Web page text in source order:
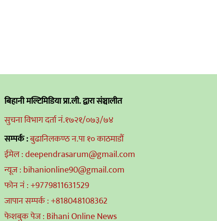
बिहानी मल्टिमिडिया प्रा.ली. द्वारा संञ्चालीत
सुचना विभाग दर्ता नं.१७२१/०७३/७४
सम्पर्क :बुढानिलकण्ठ न.पा १० काठमाडौं
ईमेल : deependrasarum@gmail.com
न्यूज : bihanionline90@gmail.com
फोन नं : +9779811631529
जापान सम्पर्क : +818048108362
फेशबुक पेज : Bihani Online News